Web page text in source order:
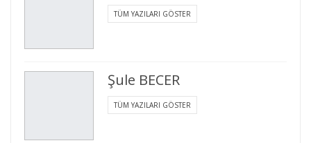
TÜM YAZILARI GÖSTER
Şule BECER
TÜM YAZILARI GÖSTER